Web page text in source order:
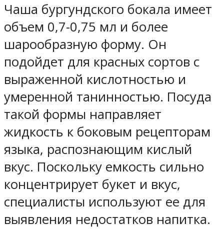
Чаша бургундского бокала имеет
объем 0,7-0,75 мл и более
шарообразную форму. Он
подойдет для красных сортов с
выраженной кислотностью и
умеренной танинностью. Посуда
такой формы направляет
жидкость к боковым рецепторам
языка, распознающим кислый
вкус. Поскольку емкость сильно
концентрирует букет и вкус,
специалисты используют ее для
выявления недостатков напитка.